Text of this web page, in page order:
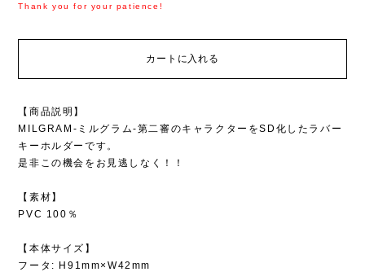
Thank you for your patience!
カートに入れる
【商品説明】
MILGRAM-ミルグラム-第二審のキャラクターをSD化したラバー
キーホルダーです。
是非この機会をお見逃しなく！！
【素材】
PVC 100％
【本体サイズ】
フータ: H91mm×W42mm